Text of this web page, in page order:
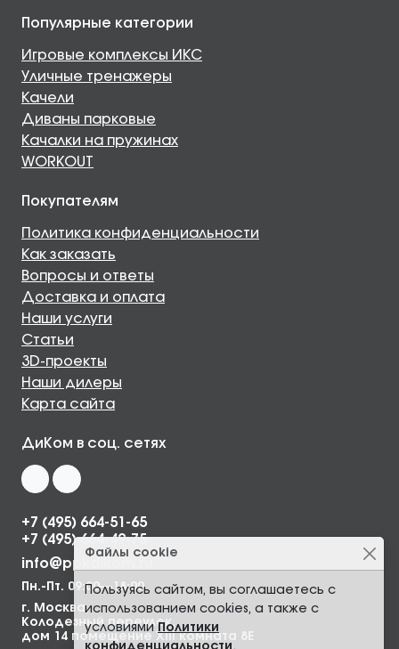
Файлы cookie
Пользуясь сайтом, вы соглашаетесь с
использованием cookies, а также с
условиями Политики
конфиденциальности .
Популярные категории
Игровые комплексы ИКС
Уличные тренажеры
Качели
Диваны парковые
Качалки на пружинах
WORKOUT
Покупателям
Политика конфиденциальности
Как заказать
Вопросы и ответы
Доставка и оплата
Наши услуги
Статьи
3D-проекты
Наши дилеры
Карта сайта
ДиКом в соц. сетях
+7 (495) 664-51-65
+7 (495) 664-49-75
info@ppkdikom.ru
Пн.-Пт. 09:00—18:00
г. Москва,
Колодезный переулок,
дом 14 помещение XIII комната 8Е